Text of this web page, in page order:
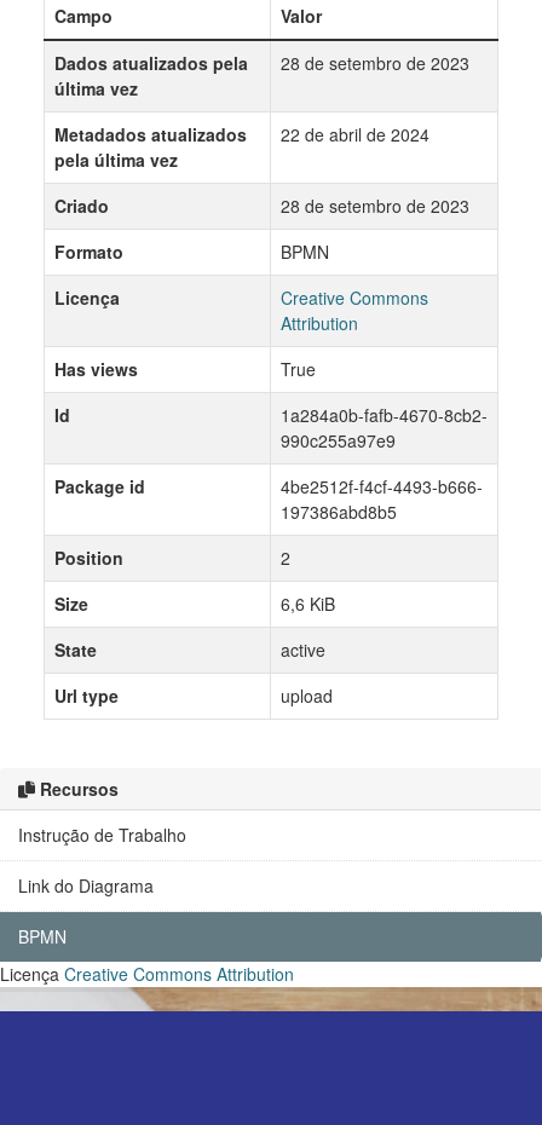
Recursos
Instrução de Trabalho
Link do Diagrama
BPMN
Licença Creative Commons Attribution
Campo
Valor
Dados atualizados pela
última vez
28 de setembro de 2023
Metadados atualizados
pela última vez
22 de abril de 2024
Criado
28 de setembro de 2023
Formato
BPMN
Licença
Creative Commons
Attribution
Has views
True
Id
1a284a0b-fafb-4670-8cb2-
990c255a97e9
Package id
4be2512f-f4cf-4493-b666-
197386abd8b5
Position
2
Size
6,6 KiB
State
active
Url type
upload